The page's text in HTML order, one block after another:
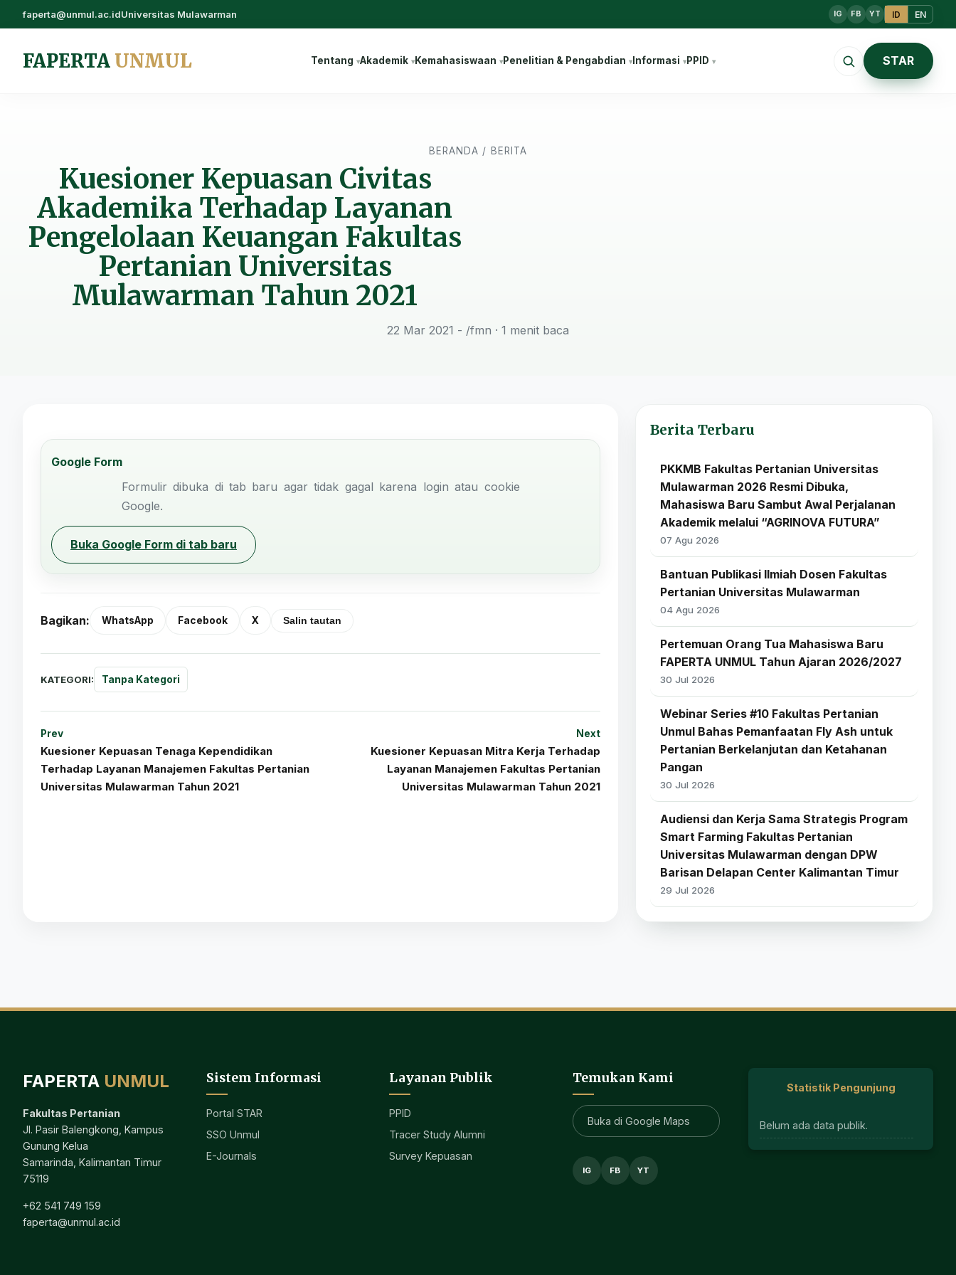
faperta@unmul.ac.idUniversitas Mulawarman IG FB YT ID EN
FAPERTA UNMUL Tentang Akademik Kemahasiswaan Penelitian & Pengabdian Informasi PPID STAR
BERANDA / BERITA
Kuesioner Kepuasan Civitas
Akademika Terhadap Layanan
Pengelolaan Keuangan Fakultas
Pertanian Universitas
Mulawarman Tahun 2021
22 Mar 2021 - /fmn · 1 menit baca
Google Form
Formulir dibuka di tab baru agar tidak gagal karena login atau cookie
Google.
Buka Google Form di tab baru
Bagikan: WhatsApp Facebook X Salin tautan
KATEGORI: Tanpa Kategori
Prev
Kuesioner Kepuasan Tenaga Kependidikan
Terhadap Layanan Manajemen Fakultas Pertanian
Universitas Mulawarman Tahun 2021
Next
Kuesioner Kepuasan Mitra Kerja Terhadap
Layanan Manajemen Fakultas Pertanian
Universitas Mulawarman Tahun 2021
Berita Terbaru
PKKMB Fakultas Pertanian Universitas
Mulawarman 2026 Resmi Dibuka,
Mahasiswa Baru Sambut Awal Perjalanan
Akademik melalui “AGRINOVA FUTURA”
07 Agu 2026
Bantuan Publikasi Ilmiah Dosen Fakultas
Pertanian Universitas Mulawarman
04 Agu 2026
Pertemuan Orang Tua Mahasiswa Baru
FAPERTA UNMUL Tahun Ajaran 2026/2027
30 Jul 2026
Webinar Series #10 Fakultas Pertanian
Unmul Bahas Pemanfaatan Fly Ash untuk
Pertanian Berkelanjutan dan Ketahanan
Pangan
30 Jul 2026
Audiensi dan Kerja Sama Strategis Program
Smart Farming Fakultas Pertanian
Universitas Mulawarman dengan DPW
Barisan Delapan Center Kalimantan Timur
29 Jul 2026
FAPERTA UNMUL
Fakultas Pertanian
Jl. Pasir Balengkong, Kampus
Gunung Kelua
Samarinda, Kalimantan Timur
75119
+62 541 749 159
faperta@unmul.ac.id
Sistem Informasi
Portal STAR
SSO Unmul
E-Journals
Layanan Publik
PPID
Tracer Study Alumni
Survey Kepuasan
Temukan Kami
Buka di Google Maps
IG FB YT
Statistik Pengunjung
Belum ada data publik.